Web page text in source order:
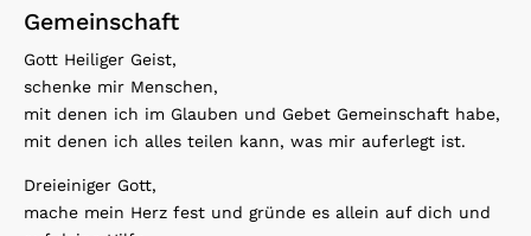
Gemeinschaft
Gott Heiliger Geist,
schenke mir Menschen,
mit denen ich im Glauben und Gebet Gemeinschaft habe,
mit denen ich alles teilen kann, was mir auferlegt ist.
Dreieiniger Gott,
mache mein Herz fest und gründe es allein auf dich und